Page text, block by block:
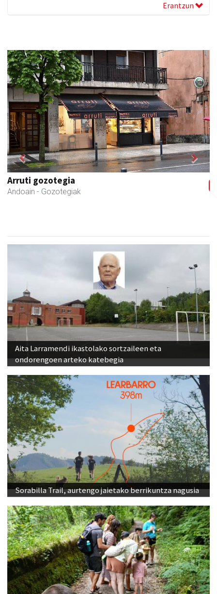
Erantzun
Ernaitza liburu-denda
Andoain - Liburu-dendak
Previous Next
Aita Larramendi ikastolako sortzaileen eta
ondorengoen arteko katebegia
Sorabilla Trail, aurtengo jaietako berrikuntza nagusia